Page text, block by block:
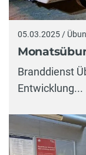
05.03.2025 /
Branddienst
Entwicklung...